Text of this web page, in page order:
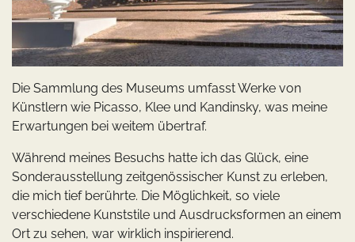
Die Sammlung des Museums umfasst Werke von
Künstlern wie Picasso, Klee und Kandinsky, was meine
Erwartungen bei weitem übertraf.
Während meines Besuchs hatte ich das Glück, eine
Sonderausstellung zeitgenössischer Kunst zu erleben,
die mich tief berührte. Die Möglichkeit, so viele
verschiedene Kunststile und Ausdrucksformen an einem
Ort zu sehen, war wirklich inspirierend.